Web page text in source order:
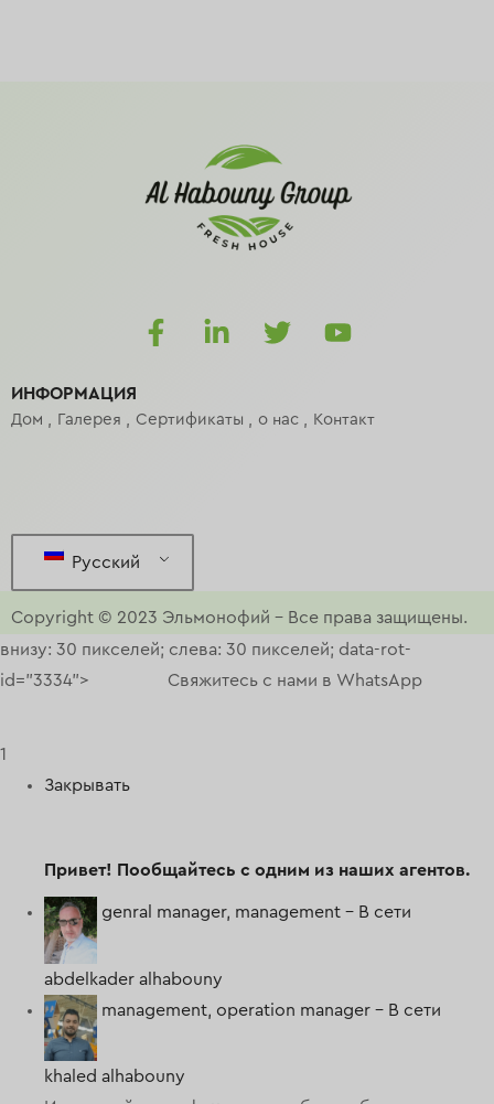
ИНФОРМАЦИЯ
Дом Галерея Сертификаты о нас Контакт
Русский
Copyright © 2023 Эльмонофий – Все права защищены.
внизу: 30 пикселей; слева: 30 пикселей; data-rot-
id="3334">
Свяжитесь с нами в WhatsApp
1
Закрывать
Привет! Пообщайтесь с одним из наших агентов.
genral manager, management - В сети
abdelkader alhabouny
management, operation manager - В сети
khaled alhabouny